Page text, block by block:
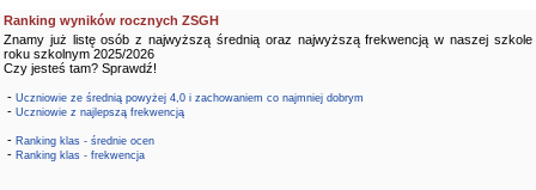
Ranking wyników rocznych ZSGH
Znamy już listę osób z najwyższą średnią oraz najwyższą frekwencją w naszej szkole
roku szkolnym 2025/2026
Czy jesteś tam? Sprawdź!
- Uczniowie ze średnią powyżej 4,0 i zachowaniem co najmniej dobrym
- Uczniowie z najlepszą frekwencją
- Ranking klas - średnie ocen
- Ranking klas - frekwencja